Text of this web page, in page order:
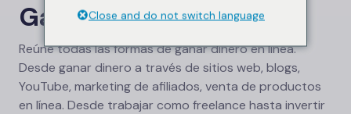
Ganar dinero en línea
Reúne todas las formas de ganar dinero en línea.
Desde ganar dinero a través de sitios web, blogs,
YouTube, marketing de afiliados, venta de productos
en línea. Desde trabajar como freelance hasta invertir
Close and do not switch language